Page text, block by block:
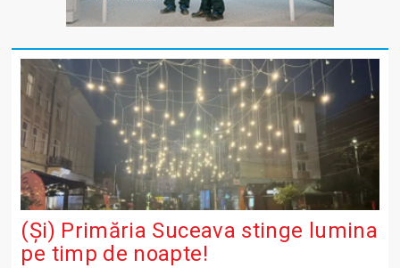
(Și) Primăria Suceava stinge lumina
pe timp de noapte!